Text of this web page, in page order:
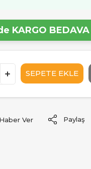
KARGO BEDAVA
Ver Paylaş